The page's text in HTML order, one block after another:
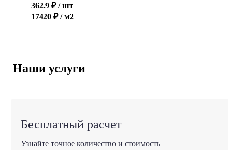
362.9 ₽ / шт
17420 ₽ / м2
Наши услуги
Бесплатный расчет
Узнайте точное количество и стоимость